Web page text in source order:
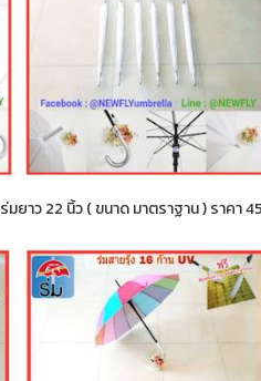
ร่มยาว 22 นิ้ว ( ขนาด มาตราฐาน ) ราคา